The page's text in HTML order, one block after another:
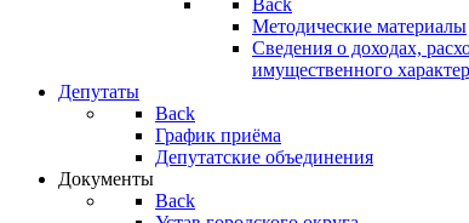
Back
Методические материалы
Сведения о доходах,
имущественного
Депутаты
Back
График приёма
Депутатские объединения
Документы
Back